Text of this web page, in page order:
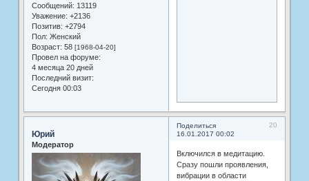
Сообщений: 13119
Уважение: +2136
Позитив: +2794
Пол: Женский
Возраст: 58 [1968-04-20]
Провел на форуме:
4 месяца 20 дней
Последний визит:
Сегодня 00:03
Поделиться
20
16.01.2017 00:02
Юрий
Модератор
Включился в медитацию.
Сразу пошли проявления,
вибрации в области